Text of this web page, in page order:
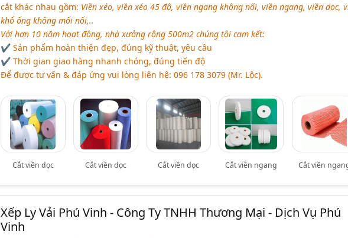
cắt khác nhau gồm: Viền xéo, viền xéo 45 độ, viền ngang không nối, viền ngang, viền dọc,
khổ ống không mối nối,..
Với hơn 10 năm hoạt động, nhà xưởng rộng 500m2 chúng tôi cam kết:
✔ Sản phẩm hoàn thiện đẹp, đúng kỹ thuật, yêu cầu
✔ Thời gian giao hàng nhanh chóng, đúng tiến độ
Để được tư vấn & đáp ứng vui lòng liên hệ: 096 178 3079 (Mr. Lộc).
Cắt viền dọc Cắt viền dọc Cắt viền dọc Cắt viền ngang Cắt viền
Xếp Ly Vải Phú Vinh - Công Ty TNHH Thương Mại - Dịch Vụ Phú
Vinh